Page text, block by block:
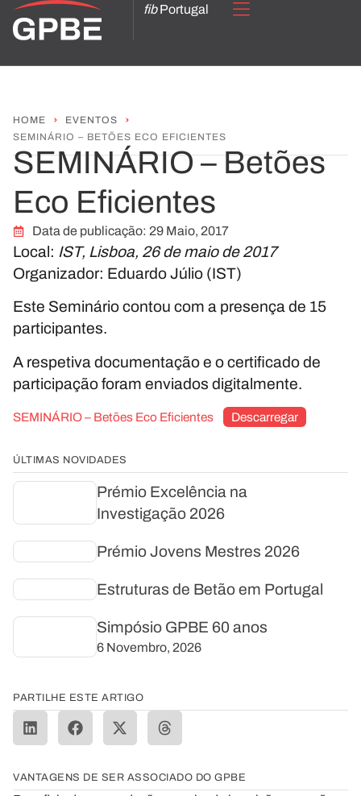
fibPortugal
HOME
EVENTOS
SEMINÁRIO – BETÕES ECO EFICIENTES
SEMINÁRIO – Betões
Eco Eficientes
Data de publicação: 29 Maio, 2017
Local: IST, Lisboa, 26 de maio de 2017
Organizador: Eduardo Júlio (IST)
Este Seminário contou com a presença de 15
participantes.
A respetiva documentação e o certificado de
participação foram enviados digitalmente.
SEMINÁRIO – Betões Eco Eficientes Descarregar
ÚLTIMAS NOVIDADES
Prémio Excelência na
Investigação 2026
Prémio Jovens Mestres 2026
Estruturas de Betão em Portugal
Simpósio GPBE 60 anos
6 Novembro, 2026
PARTILHE ESTE ARTIGO
VANTAGENS DE SER ASSOCIADO DO GPBE